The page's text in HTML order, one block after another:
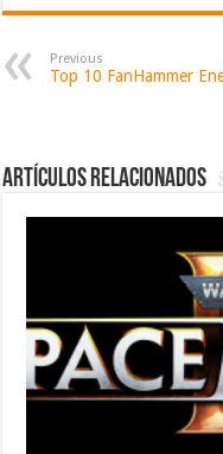
Previous
Top 10 FanHammer
Artículos relacionados